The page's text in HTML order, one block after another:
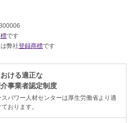
です
弊社登録商標です
ける適正な
事業者認定制度
パワー人材センターは厚生労働省より適
おります。